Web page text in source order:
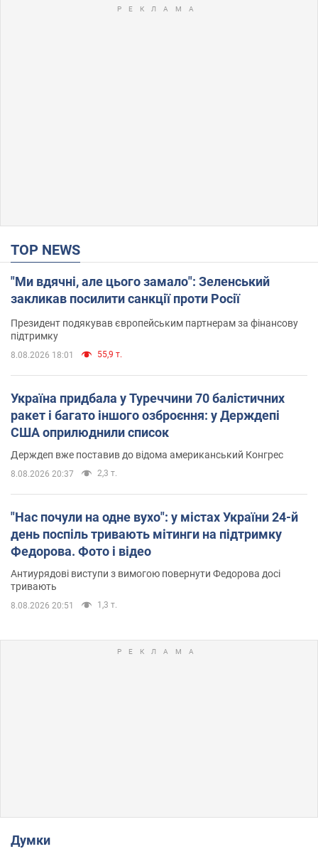
TOP NEWS
"Ми вдячні, але цього замало": Зеленський
закликав посилити санкції проти Росії
Президент подякував європейським партнерам за фінансову
підтримку
8.08.2026 18:01 55,9 т.
Україна придбала у Туреччини 70 балістичних
ракет і багато іншого озброєння: у Держдепі
США оприлюднили список
Держдеп вже поставив до відома американський Конгрес
8.08.2026 20:37 2,3 т.
"Нас почули на одне вухо": у містах України 24-й
день поспіль тривають мітинги на підтримку
Федорова. Фото і відео
Антиурядові виступи з вимогою повернути Федорова досі
тривають
8.08.2026 20:51 1,3 т.
Думки